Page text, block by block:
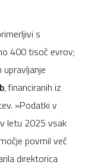
s
400 tisoč evrov;
upravljanje
, financiranih iz
»Podatki v
letu 2025 vsak
povrnil več
direktorica